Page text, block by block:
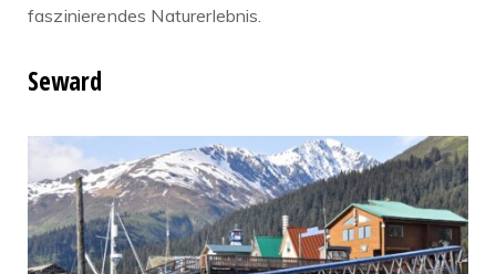
faszinierendes Naturerlebnis.
Seward